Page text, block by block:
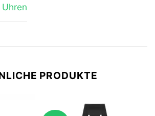
Uhren
PRODUKTE